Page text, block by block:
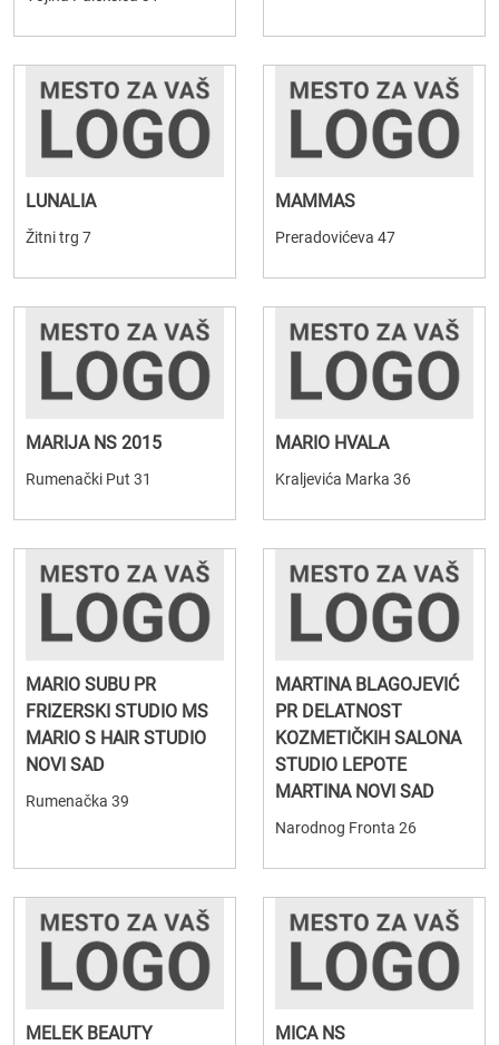
LUNALIA
Žitni trg 7
MAMMAS
Preradovićeva 47
MARIJA NS 2015
Rumenački Put 31
MARIO HVALA
Kraljevića Marka 36
MARIO SUBU PR
FRIZERSKI STUDIO MS
MARIO S HAIR STUDIO
NOVI SAD
Rumenačka 39
MARTINA BLAGOJEVIĆ
PR DELATNOST
KOZMETIČKIH SALONA
STUDIO LEPOTE
MARTINA NOVI SAD
Narodnog Fronta 26
MELEK BEAUTY MICA NS